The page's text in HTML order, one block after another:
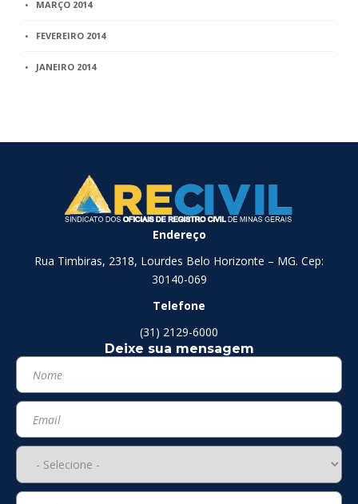
MARÇO 2014
FEVEREIRO 2014
JANEIRO 2014
Endereço
Rua Timbiras, 2318, Lourdes Belo Horizonte – MG. Cep:
30140-069
Telefone
(31) 2129-6000
Deixe sua mensagem